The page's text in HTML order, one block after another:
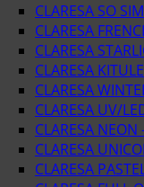
CLARESA SO
CLARESA
CLARESA
CLARESA
CLARESA
CLARESA UV/
CLARESA NEON
CLARESA
CLARESA